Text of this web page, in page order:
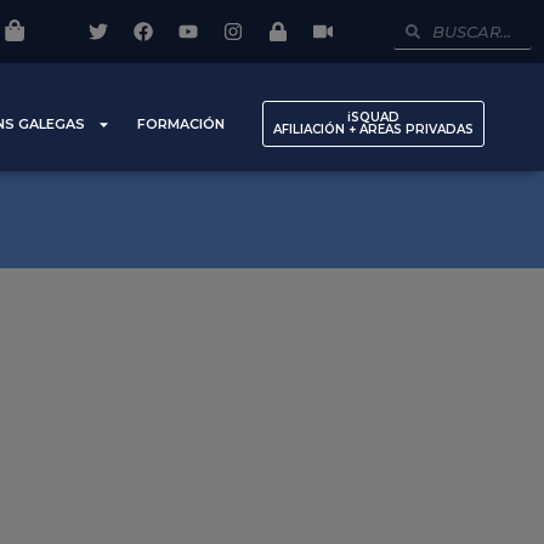
GALEGAS FORMACIÓN iSQUAD
AFILIACIÓN + AREAS PRIVADAS